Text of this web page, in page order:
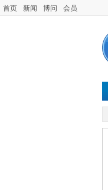
首页 新闻 博问 会员